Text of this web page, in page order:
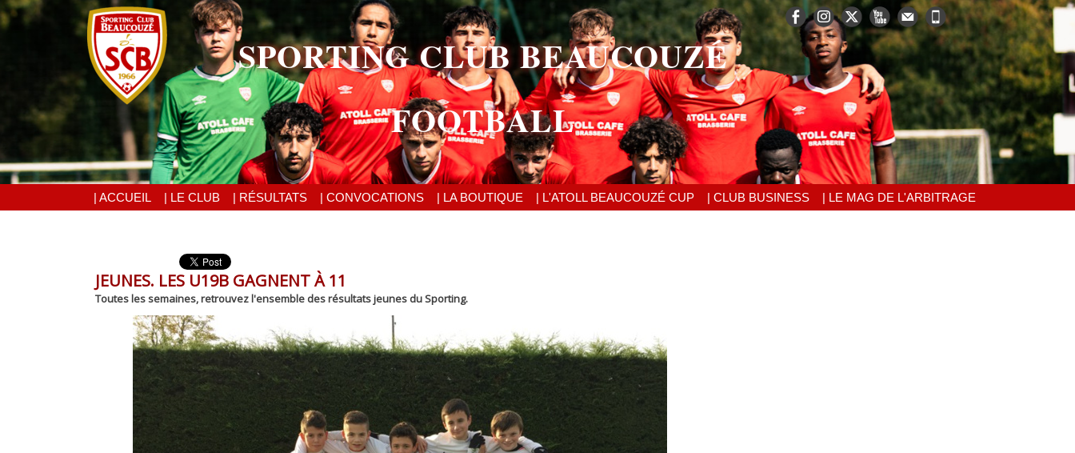
SPORTING CLUB BEAUCOUZÉ
FOOTBALL
| ACCUEIL | LE CLUB | RÉSULTATS | CONVOCATIONS | LA BOUTIQUE | L'ATOLL BEAUCOUZÉ CUP | CLUB BUSINESS | LE MAG DE L'ARBITRAGE
JEUNES. LES U19B GAGNENT À 11
Toutes les semaines, retrouvez l'ensemble des résultats jeunes du Sporting.